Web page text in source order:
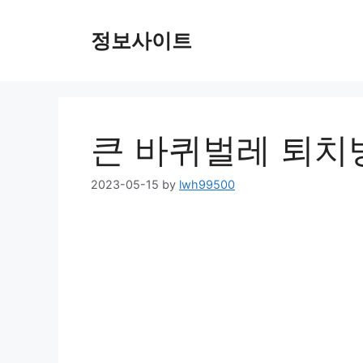
정보사이트
큰 바퀴벌레 퇴치
2023-05-15 by lwh99500